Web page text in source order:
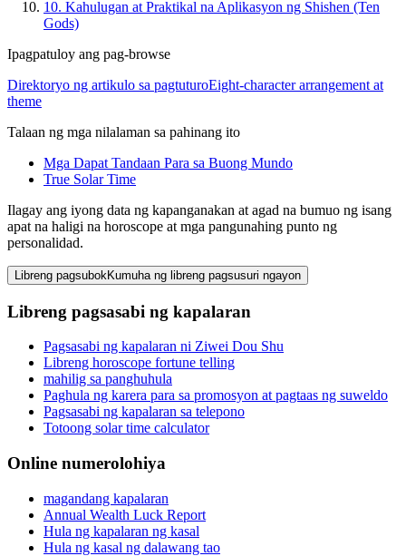
10. Kahulugan at Praktikal na Aplikasyon ng Shishen (Ten
Gods)
Ipagpatuloy ang pag-browse
Direktoryo ng artikulo sa pagtuturoEight-character arrangement at
theme
Talaan ng mga nilalaman sa pahinang ito
Mga Dapat Tandaan Para sa Buong Mundo
True Solar Time
Ilagay ang iyong data ng kapanganakan at agad na bumuo ng isang
apat na haligi na horoscope at mga pangunahing punto ng
personalidad.
Libreng pagsubok Kumuha ng libreng pagsusuri ngayon
Libreng pagsasabi ng kapalaran
Pagsasabi ng kapalaran ni Ziwei Dou Shu
Libreng horoscope fortune telling
mahilig sa panghuhula
Paghula ng karera para sa promosyon at pagtaas ng suweldo
Pagsasabi ng kapalaran sa telepono
Totoong solar time calculator
Online numerolohiya
magandang kapalaran
Annual Wealth Luck Report
Hula ng kapalaran ng kasal
Hula ng kasal ng dalawang tao